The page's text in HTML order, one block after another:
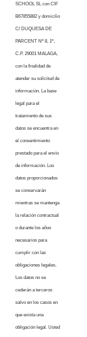
SCHOOL SL con CIF
B67855882 y domicilio
C/ DUQUESA DE
PARCENT Nº 8, 1º,
C.P. 29001 MALAGA,
con la finalidad de
atender su solicitud de
información. La base
legal para el
tratamiento de sus
datos se encuentra en
el consentimiento
prestado para el envío
de información. Los
datos proporcionados
se conservarán
mientras se mantenga
la relación contractual
o durante los años
necesarios para
cumplir con las
obligaciones legales.
Los datos no se
cederán a terceros
salvo en los casos en
que exista una
obligación legal. Usted